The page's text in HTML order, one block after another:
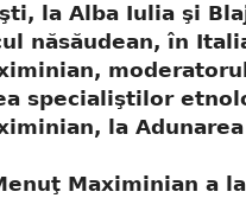
la Alba Iulia şi
năsăudean, în
specialiştilor
la
Maximinian a